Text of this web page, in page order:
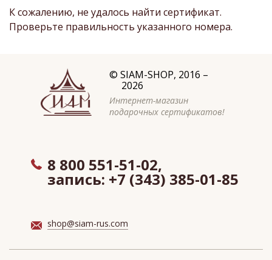
К сожалению, не удалось найти сертификат.
Проверьте правильность указанного номера.
© SIAM-SHOP, 2016 –
2026
Интернет-магазин
подарочных сертификатов!
8 800 551-51-02,
запись: +7 (343) 385-01-85
shop@siam-rus.com